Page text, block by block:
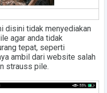
disini tidak menyediakan
agar anda tidak
tepat, seperti
ambil dari website salah
strauss pile.